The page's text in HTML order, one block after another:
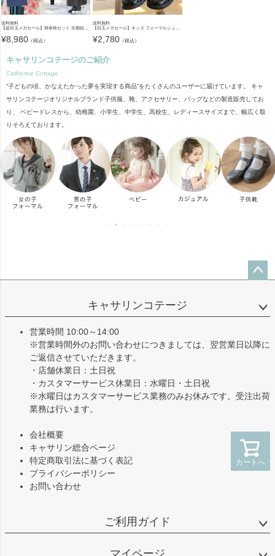
カートへ
送料無料
【超目玉メガセール】簡単袴セット 京都絵師描き下ろし新柄 2025年3月卒業 着付け かんたん袴 袴セット 小学校 卒業式 卒園式 女の子 袴 保育園 年長袴 簡単着付け 刺繍入り 和装 着物 七五三 [
¥8,980 （税込）
送料無料
【目玉メガセール】キッズ フォーマルシューズ 子供靴 フォーマルシューズ 女の子 ワンストラップ かかとクッション入りで靴擦れしにくい キッズ 入学式 卒業式 TAK ドレスシューズ
¥2,780 （税込）
キャサリンコテージのご紹介
Catherine Cottage
“子どもの頃、かなえたかった夢を実現する商品”をたくさんのユーザーに届けています。 キャ
サリンコテージオリジナルブランド子供服、靴、アクセサリー、バッグなどの製造販売してお
り、 ベビードレスから、幼稚園、小学生、中学生、高校生、レディースサイズまで、幅広く取
りそろえております。
ップ
キャサリンコテージ
営業時間 10:00～14:00
※営業時間外のお問い合わせにつきましては、翌営業日以降に
ご返信させていただきます。
・店舗休業日：土日祝
・カスタマーサービス休業日：水曜日・土日祝
※水曜日はカスタマーサービス業務のみお休みです。受注出荷
業務は行います。
会社概要
キャサリン総合ページ
特定商取引法に基づく表記
プライバシーポリシー
お問い合わせ
ご利用ガイド
マイページ